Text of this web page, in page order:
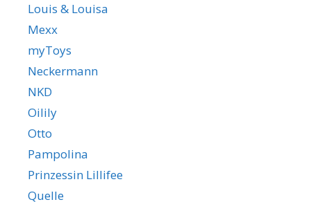
Louis & Louisa
Mexx
myToys
Neckermann
NKD
Oilily
Otto
Pampolina
Prinzessin Lillifee
Quelle